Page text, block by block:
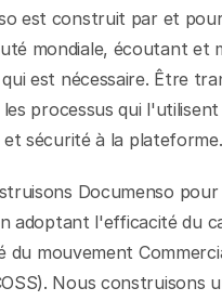
est construit par et
mondiale, écoutant et
est nécessaire. Être
les processus qui
sécurité à la plateforme.
Documenso
adoptant l'efficacité du
du mouvement
Nous construisons